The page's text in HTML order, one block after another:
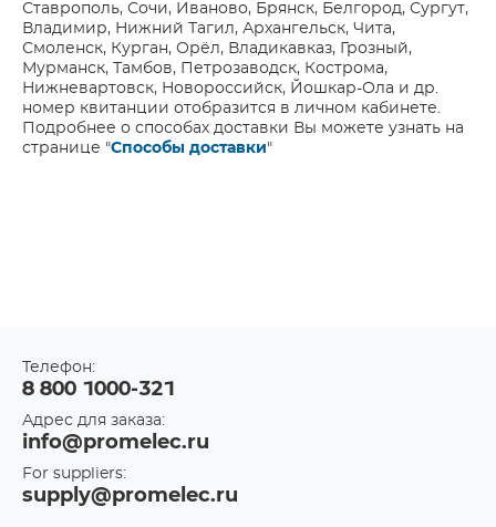
Ставрополь, Сочи, Иваново, Брянск, Белгород, Сургут,
Владимир, Нижний Тагил, Архангельск, Чита,
Смоленск, Курган, Орёл, Владикавказ, Грозный,
Мурманск, Тамбов, Петрозаводск, Кострома,
Нижневартовск, Новороссийск, Йошкар-Ола и др.
номер квитанции отобразится в личном кабинете.
Подробнее о способах доставки Вы можете узнать на
странице "Способы доставки"
Телефон:
8 800 1000-321
Адрес для заказа:
info@promelec.ru
For suppliers:
supply@promelec.ru